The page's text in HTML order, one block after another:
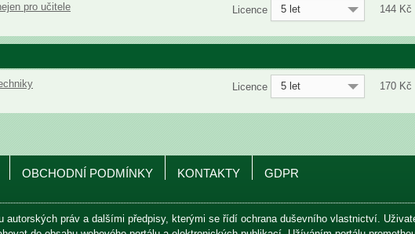
pro učitele
Licence 5 let 144 Kč
Licence 5 let 170 Kč
OBCHODNÍ PODMÍNKY KONTAKTY GDPR
práv a dalšími předpisy, kterými se řídí ochrana duševního vlastnictví.